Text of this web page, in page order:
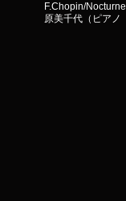
F.Chopin/
原美千代（ピアノ